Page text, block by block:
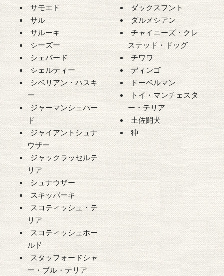
サモエド
サル
サルーキ
シーズー
シェパード
シェルティー
シベリアン・ハスキ
ー
ジャーマンシェパー
ド
ジャイアントシュナ
ウザー
ジャックラッセルテ
リア
シュナウザー
スキッパーキ
スコティッシュ・テ
リア
スコティッシュホー
ルド
スタッフォードシャ
ー・ブル・テリア
ダックスフント
ダルメシアン
チャイニーズ・クレ
ステッド・ドッグ
チワワ
ディンゴ
ドーベルマン
トイ・マンチェスタ
ー・テリア
土佐闘犬
狆